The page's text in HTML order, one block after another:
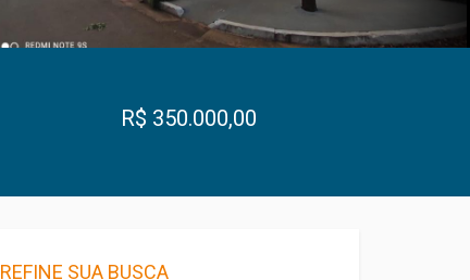
R$ 350.000,00
REFINE SUA BUSCA